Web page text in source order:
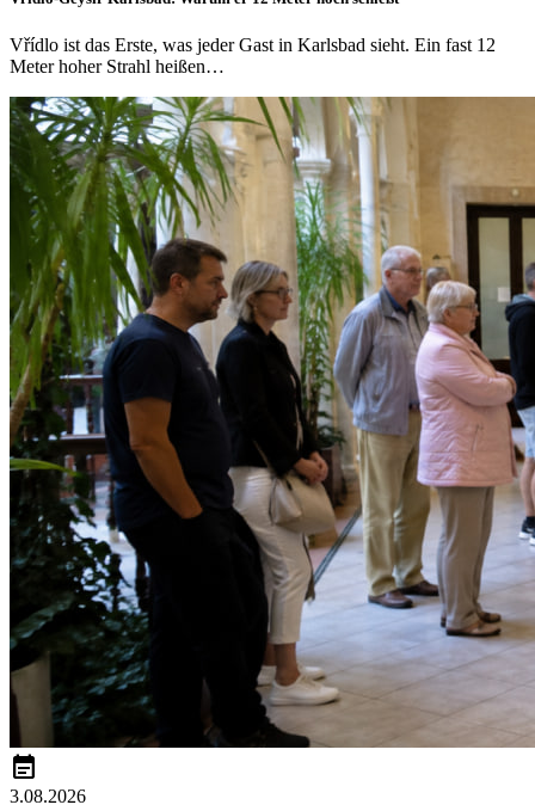
Vřídlo ist das Erste, was jeder Gast in Karlsbad sieht. Ein fast 12
Meter hoher Strahl heißen…
event_note
3.08.2026